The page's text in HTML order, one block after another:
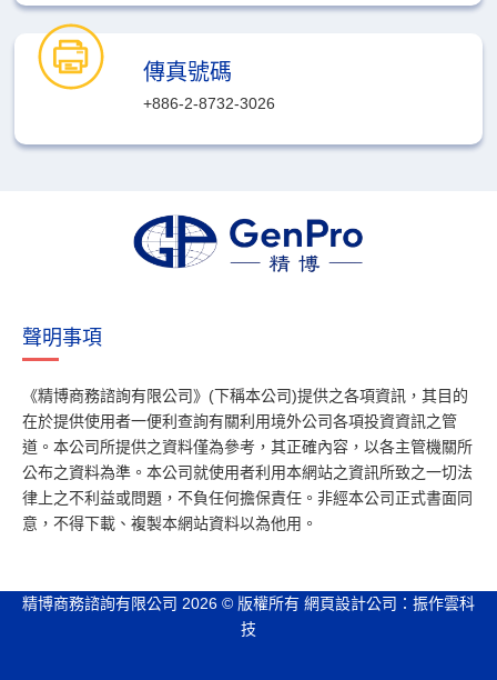
傳真號碼
+886-2-8732-3026
聲明事項
《精博商務諮詢有限公司》(下稱本公司)提供之各項資訊，其目的
在於提供使用者一便利查詢有關利用境外公司各項投資資訊之管
道。本公司所提供之資料僅為參考，其正確內容，以各主管機關所
公布之資料為準。本公司就使用者利用本網站之資訊所致之一切法
律上之不利益或問題，不負任何擔保責任。非經本公司正式書面同
意，不得下載、複製本網站資料以為他用。
精博商務諮詢有限公司 2026 © 版權所有 網頁設計公司 ：振作雲科
技